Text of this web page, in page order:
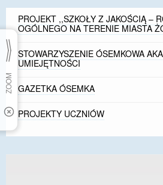
PROJEKT ,,SZKOŁY Z JAKOŚCIĄ –
OGÓLNEGO NA TERENIE MIASTA
STOWARZYSZENIE ÓSEMKOWA
UMIEJĘTNOŚCI
GAZETKA ÓSEMKA
PROJEKTY UCZNIÓW